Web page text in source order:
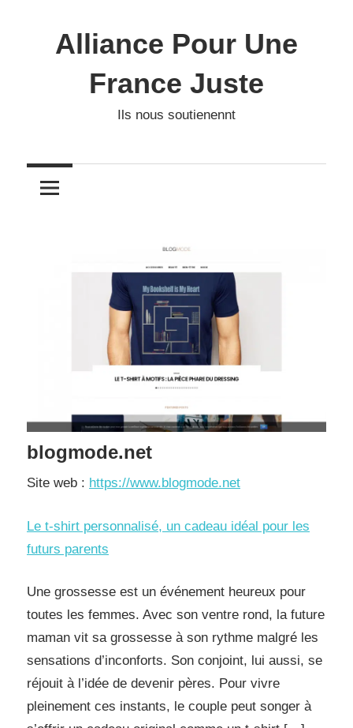
contentAlliance Pour Une
France Juste
Ils nous soutienennt
blogmode.net
Site web : https://www.blogmode.net
Le t-shirt personnalisé, un cadeau idéal pour les
futurs parents
Une grossesse est un événement heureux pour
toutes les femmes. Avec son ventre rond, la future
maman vit sa grossesse à son rythme malgré les
sensations d’inconforts. Son conjoint, lui aussi, se
réjouit à l’idée de devenir pères. Pour vivre
pleinement ces instants, le couple peut songer à